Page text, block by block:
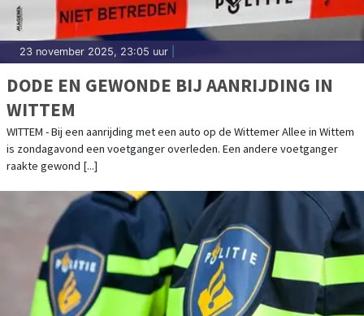
23 november 2025, 23:05 uur
DODE EN GEWONDE BIJ AANRIJDING IN
WITTEM
WITTEM - Bij een aanrijding met een auto op de Wittemer Allee in Wittem
is zondagavond een voetganger overleden. Een andere voetganger
raakte gewond [...]